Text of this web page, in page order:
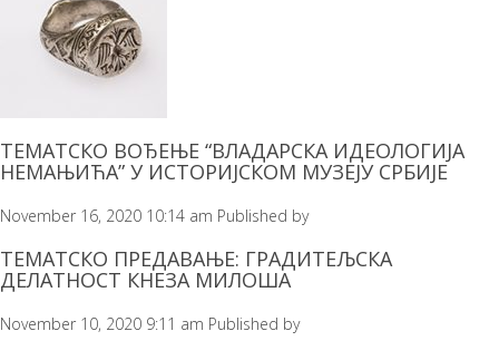
ТЕМАТСКО ВОЂЕЊЕ “ВЛАДАРСКА ИДЕОЛОГИЈА
НЕМАЊИЋА” У ИСТОРИЈСКОМ МУЗЕЈУ СРБИЈЕ
November 16, 2020 10:14 am Published by
ТЕМАТСКО ПРЕДАВАЊЕ: ГРАДИТЕЉСКА
ДЕЛАТНОСТ КНЕЗА МИЛОША
November 10, 2020 9:11 am Published by